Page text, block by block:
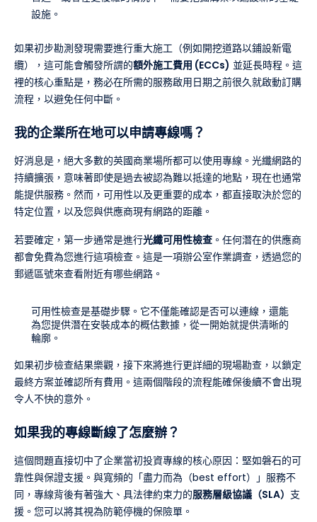
設施。
如果初步勘測發現需要進行重大施工（例如開挖道路以鋪設新電
纜），這可能會觸發所謂的額外施工費用 (ECCs) 並延長時程。這
裡的核心重點是，務必在所需的服務啟用日期之前很久就啟動訂購
流程，以避免任何中斷。
我的企業所在地可以申請專線嗎？
好消息是，絕大多數的英國商業場所都可以使用專線。光纖網路的
持續擴張，意味著即使是過去被認為難以抵達的地點，現在也通常
能提供服務。然而，可用性以及更重要的成本，都直接取決於您的
特定位置，以及您與供應商現有網路的距離。
若要確定，第一步通常是進行光纖可用性檢查 。任何潛在的供應商
都會免費為您進行這項檢查。這是一項辦公室作業調查，透過您的
郵遞區號來查看附近有哪些網路。
可用性檢查是基礎步驟。它不僅能確認是否可以連線，還能
為您提供潛在安裝成本的概估數據，從一開始就提供清晰的
輪廓。
如果初步檢查結果樂觀，接下來將進行更詳細的現場勘查，以鎖定
最終方案並確認所有費用。這兩個階段的流程能確保後續不會出現
令人不快的意外。
如果我的專線斷線了怎麼辦？
這個問題直接切中了企業當初投資專線的核心原因：堅如磐石的可
靠性與保證支援。與寬頻的「盡力而為（best effort）」服務不
同，專線背後有著強大、具法律約束力的服務層級協議（SLA） 支
援。您可以將其視為防範停機的保險單。